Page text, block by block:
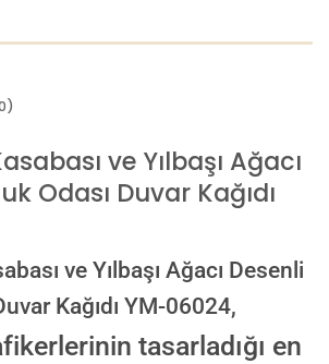
ve Yılbaşı Ağacı
Odası Duvar Kağıdı
ve Yılbaşı Ağacı Desenli
Kağıdı YM-06024,
tasarladığı en